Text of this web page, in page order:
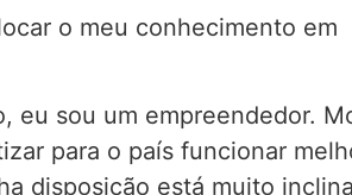
o meu conhecimento em
eu sou um empreendedor.
para o país funcionar
disposição está muito